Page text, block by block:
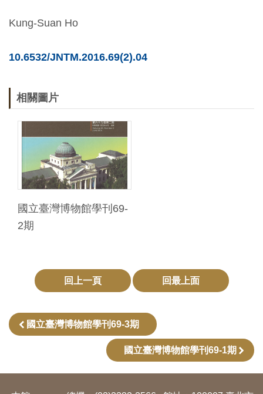
務
網
導
覽
日
本
語
Ba
sa
Ind
on
Kung-Suan Ho
10.6532/JNTM.2016.69(2).04
相關圖片
國立臺灣博物館學刊69-
2期
回上一頁 回最上面
國立臺灣博物館學刊69-3期
國立臺灣博物館學刊69-1期